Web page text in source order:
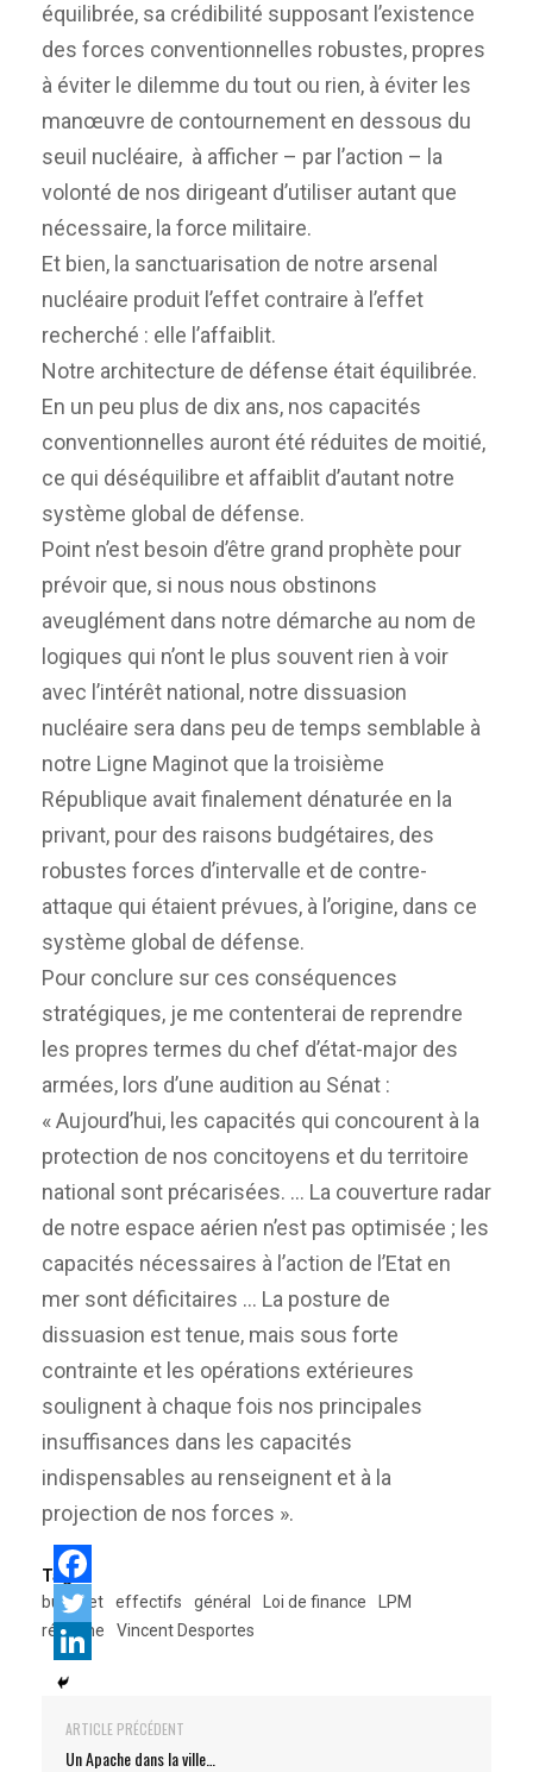
équilibrée, sa crédibilité supposant l’existence
des forces conventionnelles robustes, propres
à éviter le dilemme du tout ou rien, à éviter les
manœuvre de contournement en dessous du
seuil nucléaire, à afficher – par l’action – la
volonté de nos dirigeant d’utiliser autant que
nécessaire, la force militaire.
Et bien, la sanctuarisation de notre arsenal
nucléaire produit l’effet contraire à l’effet
recherché : elle l’affaiblit.
Notre architecture de défense était équilibrée.
En un peu plus de dix ans, nos capacités
conventionnelles auront été réduites de moitié,
ce qui déséquilibre et affaiblit d’autant notre
système global de défense.
Point n’est besoin d’être grand prophète pour
prévoir que, si nous nous obstinons
aveuglément dans notre démarche au nom de
logiques qui n’ont le plus souvent rien à voir
avec l’intérêt national, notre dissuasion
nucléaire sera dans peu de temps semblable à
notre Ligne Maginot que la troisième
République avait finalement dénaturée en la
privant, pour des raisons budgétaires, des
robustes forces d’intervalle et de contre-
attaque qui étaient prévues, à l’origine, dans ce
système global de défense.
Pour conclure sur ces conséquences
stratégiques, je me contenterai de reprendre
les propres termes du chef d’état-major des
armées, lors d’une audition au Sénat :
« Aujourd’hui, les capacités qui concourent à la
protection de nos concitoyens et du territoire
national sont précarisées. … La couverture radar
de notre espace aérien n’est pas optimisée ; les
capacités nécessaires à l’action de l’Etat en
mer sont déficitaires … La posture de
dissuasion est tenue, mais sous forte
contrainte et les opérations extérieures
soulignent à chaque fois nos principales
insuffisances dans les capacités
indispensables au renseignent et à la
projection de nos forces ».
Tags:
budsget
effectifs général Loi de finance
LPM
réforme
Vincent Desportes
ARTICLE PRÉCÉDENT
Un Apache dans la ville…